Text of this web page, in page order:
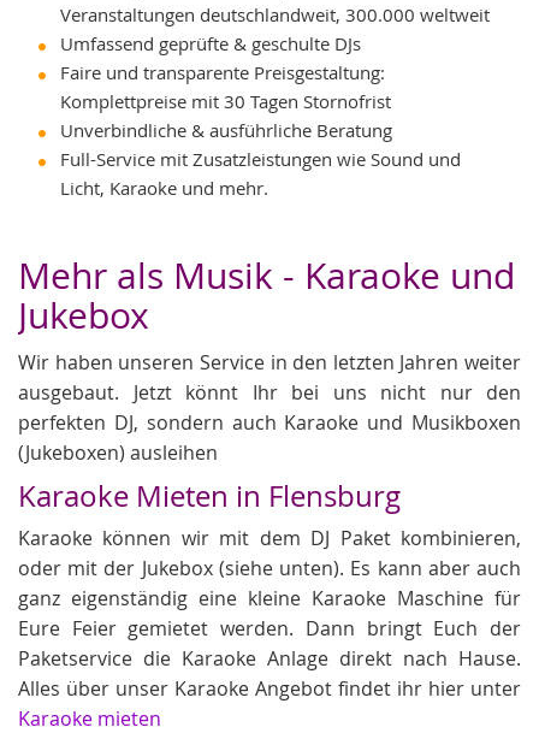
Veranstaltungen deutschlandweit, 300.000 weltweit
Umfassend geprüfte & geschulte DJs
Faire und transparente Preisgestaltung:
Komplettpreise mit 30 Tagen Stornofrist
Unverbindliche & ausführliche Beratung
Full-Service mit Zusatzleistungen wie Sound und
Licht, Karaoke und mehr.
Mehr als Musik - Karaoke und
Jukebox
Wir haben unseren Service in den letzten Jahren weiter
ausgebaut. Jetzt könnt Ihr bei uns nicht nur den
perfekten DJ, sondern auch Karaoke und Musikboxen
(Jukeboxen) ausleihen
Karaoke Mieten in Flensburg
Karaoke können wir mit dem DJ Paket kombinieren,
oder mit der Jukebox (siehe unten). Es kann aber auch
ganz eigenständig eine kleine Karaoke Maschine für
Eure Feier gemietet werden. Dann bringt Euch der
Paketservice die Karaoke Anlage direkt nach Hause.
Alles über unser Karaoke Angebot findet ihr hier unter
Karaoke mieten